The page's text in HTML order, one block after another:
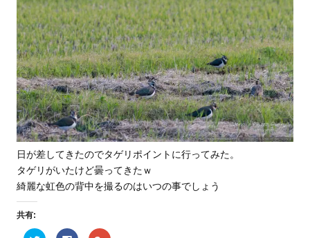
日が差してきたのでタゲリポイントに行ってみた。
タゲリがいたけど曇ってきたｗ
綺麗な虹色の背中を撮るのはいつの事でしょう
共有: